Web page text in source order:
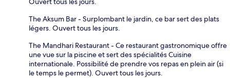
The Aksum Bar - Surplombant le jardin, ce bar sert des plats
légers. Ouvert tous les jours.
The Mandhari Restaurant - Ce restaurant gastronomique offre
une vue sur la piscine et sert des spécialités Cuisine
internationale. Possibilité de prendre vos repas en plein air (si
le temps le permet). Ouvert tous les jours.